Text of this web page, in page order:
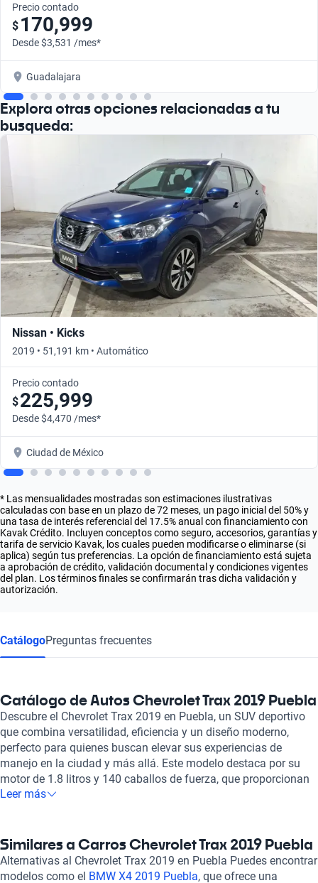
Precio contado
$ 170,999
Desde $3,531 /mes*
Guadalajara
Explora otras opciones relacionadas a tu
busqueda:
Nissan • Kicks
2019 • 51,191 km • Automático
Precio contado
$225,999
Desde $4,470 /mes*
Ciudad de México
* Las mensualidades mostradas son estimaciones ilustrativas
calculadas con base en un plazo de 72 meses, un pago inicial del 50% y
una tasa de interés referencial del 17.5% anual con financiamiento con
Kavak Crédito. Incluyen conceptos como seguro, accesorios, garantías y
tarifa de servicio Kavak, los cuales pueden modificarse o eliminarse (si
aplica) según tus preferencias. La opción de financiamiento está sujeta
a aprobación de crédito, validación documental y condiciones vigentes
del plan. Los términos finales se confirmarán tras dicha validación y
autorización.
CatálogoPreguntas frecuentes
Catálogo de Autos Chevrolet Trax 2019 Puebla
Descubre el Chevrolet Trax 2019 en Puebla, un SUV deportivo
que combina versatilidad, eficiencia y un diseño moderno,
perfecto para quienes buscan elevar sus experiencias de
manejo en la ciudad y más allá. Este modelo destaca por su
motor de 1.8 litros y 140 caballos de fuerza, que proporcionan
un rendimiento ágil y dinámico. Con la capacidad de abordar
interior del Trax ofrece espacio para cinco pasajeros, con
asientos de cuero y tela que aseguran el confort en cada
trayecto. Además, la integración de Apple Carplay y Android
Leer más
Similares a Carros Chevrolet Trax 2019 Puebla
Alternativas al Chevrolet Trax 2019 en Puebla Puedes encontrar
modelos como el BMW X4 2019 Puebla, que ofrece una